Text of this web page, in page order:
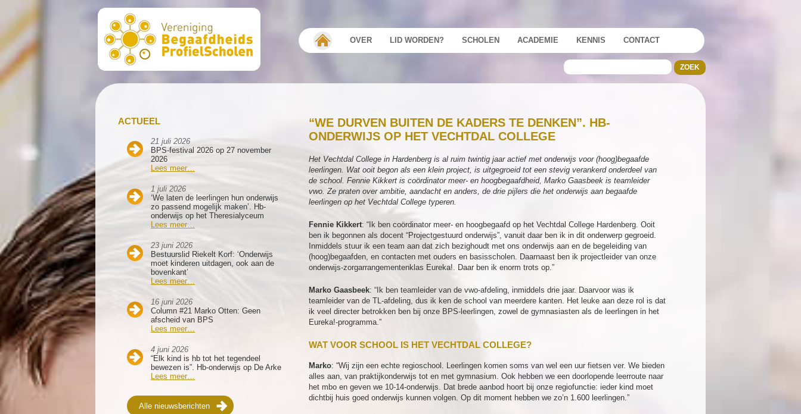
OVER LID WORDEN? SCHOLEN ACADEMIE KENNIS CONTACT
ACTUEEL
21 juli 2026
BPS-festival 2026 op 27 november
2026
Lees meer…
1 juli 2026
‘We laten de leerlingen hun onderwijs
zo passend mogelijk maken’. Hb-
onderwijs op het Theresialyceum
Lees meer…
23 juni 2026
Bestuurslid Riekelt Korf: ‘Onderwijs
moet kinderen uitdagen, ook aan de
bovenkant’
Lees meer…
16 juni 2026
Column #21 Marko Otten: Geen
afscheid van BPS
Lees meer…
4 juni 2026
“Elk kind is hb tot het tegendeel
bewezen is”. Hb-onderwijs op De Arke
Lees meer…
Alle nieuwsberichten
“WE DURVEN BUITEN DE KADERS TE DENKEN”. HB-
ONDERWIJS OP HET VECHTDAL COLLEGE
Het Vechtdal College in Hardenberg is al ruim twintig jaar actief met onderwijs voor (hoog)begaafde
leerlingen. Wat ooit begon als een klein project, is uitgegroeid tot een stevig verankerd onderdeel van
de school. Fennie Kikkert is coördinator meer- en hoogbegaafdheid, Marko Gaasbeek is teamleider
vwo. Ze praten over ambitie, aandacht en anders, de drie pijlers die het onderwijs aan begaafde
leerlingen op het Vechtdal College typeren.
Fennie Kikkert: “Ik ben coördinator meer- en hoogbegaafd op het Vechtdal College Hardenberg. Ooit
ben ik begonnen als docent “Projectgestuurd onderwijs”, vanuit daar ben ik in dit onderwerp gegroeid.
Inmiddels stuur ik een team aan dat zich bezighoudt met ons onderwijs aan en de begeleiding van
(hoog)begaafden, en contacten met ouders en basisscholen. Daarnaast ben ik projectleider van onze
onderwijs-zorgarrangementenklas Eureka!. Daar ben ik enorm trots op.”
Marko Gaasbeek: “Ik ben teamleider van de vwo-afdeling, inmiddels drie jaar. Daarvoor was ik
teamleider van de TL-afdeling, dus ik ken de school van meerdere kanten. Het leuke aan deze rol is dat
ik veel directer betrokken ben bij onze BPS-leerlingen, zowel de gymnasiasten als de leerlingen in het
Eureka!-programma.”
WAT VOOR SCHOOL IS HET VECHTDAL COLLEGE?
Marko: “Wij zijn een echte regioschool. Leerlingen komen soms van wel een uur fietsen ver. We bieden
alles aan, van praktijkonderwijs tot en met gymnasium. Ook hebben we een doorlopende leerroute naar
het mbo en geven we 10-14-onderwijs. Dat brede aanbod hoort bij onze regiofunctie: ieder kind moet
dichtbij huis goed onderwijs kunnen volgen. Op dit moment hebben we zo’n 1.600 leerlingen.”